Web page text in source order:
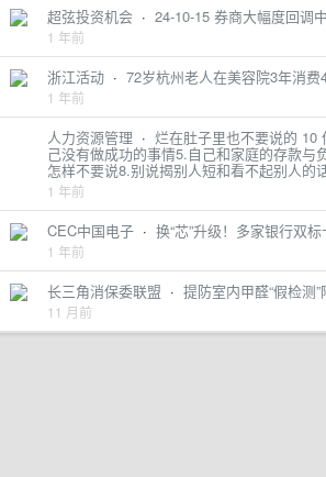
超弦投资机会 · 24-10-15 券商大幅度回调
1 年前
浙江活动 · 72岁杭州老人在美容院3年消
1 年前
人力资源管理 · 烂在肚子里也不要说的 10
己没有做成功的事情5.自己和家庭的存款
怎样不要说8.别说揭别人短和看不起别人
1 年前
CEC中国电子 · 换“芯”升级！多家银行双
1 年前
长三角消保委联盟 · 提防室内甲醛“假检测
11 月前